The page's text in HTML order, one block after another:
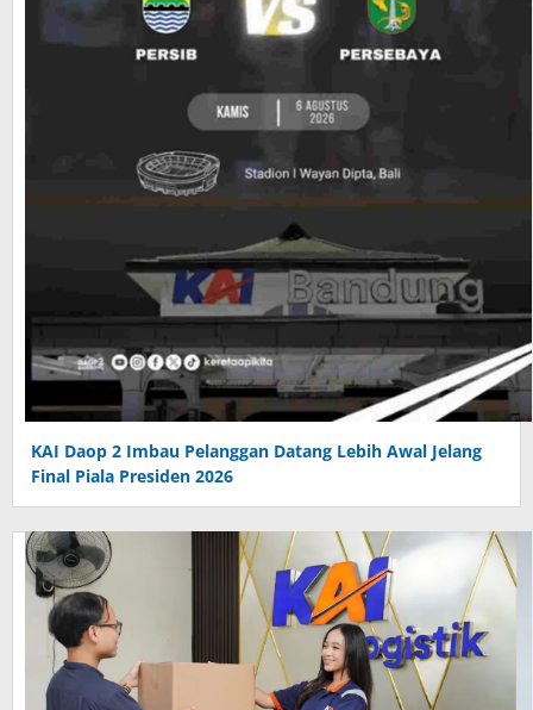
KAI Daop 2 Imbau Pelanggan Datang Lebih Awal Jelang
Final Piala Presiden 2026